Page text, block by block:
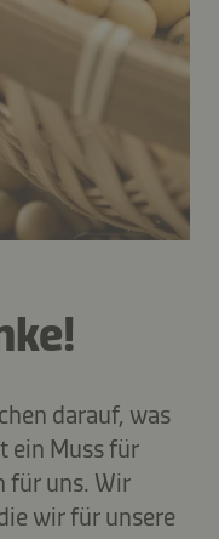
darauf, was
ein Muss für
für uns. Wir
wir für unsere